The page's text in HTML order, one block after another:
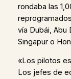
rondaba las
vía Dubái, Abu
Singapur o
«Los pilotos
Los jefes de